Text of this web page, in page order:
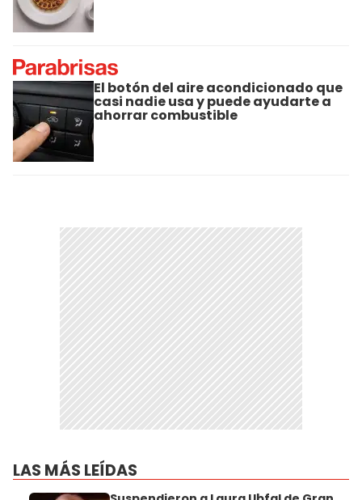
El botón del aire acondicionado que
casi nadie usa y puede ayudarte a
ahorrar combustible
LAS MÁS LEÍDAS